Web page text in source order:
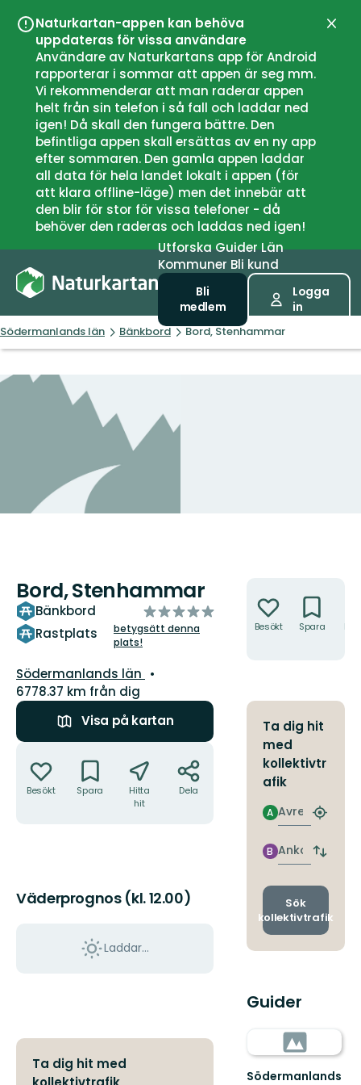
Naturkartan-appen kan behöva
uppdateras för vissa användare
Användare av Naturkartans app för Android
rapporterar i sommar att appen är seg mm.
Vi rekommenderar att man raderar appen
helt från sin telefon i så fall och laddar ned
igen! Då skall den fungera bättre. Den
befintliga appen skall ersättas av en ny app
efter sommaren. Den gamla appen laddar
all data för hela landet lokalt i appen (för
att klara offline-läge) men det innebär att
den blir för stor för vissa telefoner - då
behöver den raderas och laddas ned igen!
UtforskaGuiderLän
Kommuner Bli kund
Bli
medlem
Logga
in
Södermanlands län Bänkbord Bord, Stenhammar
Bord, Stenhammar
Bänkbord
Rastplats
av
5
stjärnor
betygsätt denna
plats!
Län:
Södermanlands län
6778.37 km från dig
Visa på kartan
Besökt Spara
Hitta
hit
Dela
Väderprognos (kl. 12.00)
Laddar...
Ta dig hit med
Besökt Spara
Ta dig hit
med
kollektivtr
afik
Avresa
A
Hitta
Ankomst
B
Byt
och
Sök
kollektivtrafik
Guider
Södermanlands